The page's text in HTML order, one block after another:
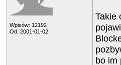
Wpisów: 12192
Od: 2001-01-02
Takie
bo im